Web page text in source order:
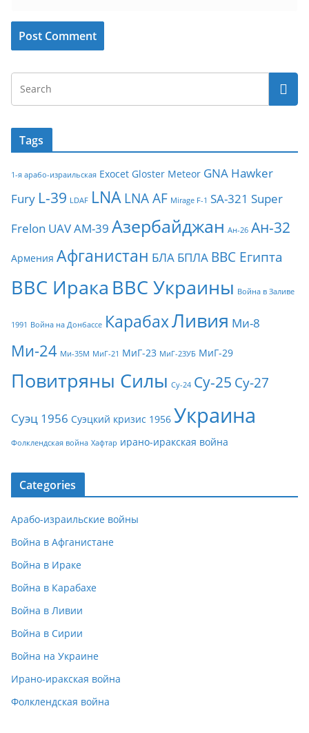
Tags
1-я арабо-израильская Exocet Gloster Meteor GNA Hawker
Fury L-39 LDAF LNA LNA AF Mirage F-1 SA-321 Super
Frelon UAVАМ-39 Азербайджан Ан-26 Ан-32
Армения Афганистан БЛА БПЛА ВВС Египта
ВВС Ирака ВВС Украины Война в Заливе
1991 Война на Донбассе КарабахЛивия Ми-8
Ми-24 Ми-35М МиГ-21 МиГ-23 МиГ-23УБ МиГ-29
Повитряны Силы Су-24 Су-25 Су-27
Суэц 1956 Суэцкий кризис 1956 Украина
Фолклендская война Хафтар ирано-иракская война
Categories
Арабо-израильские войны
Война в Афганистане
Война в Ираке
Война в Карабахе
Война в Ливии
Война в Сирии
Война на Украине
Ирано-иракская война
Фолклендская война